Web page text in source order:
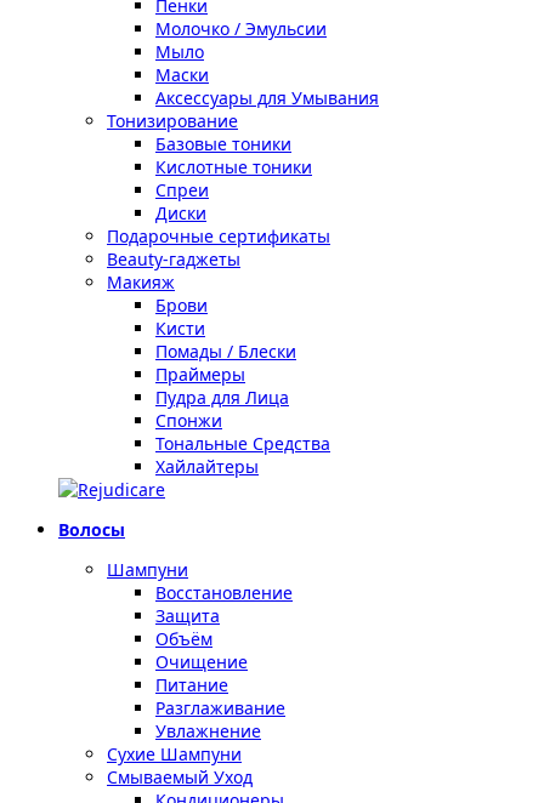
Пенки
Молочко / Эмульсии
Мыло
Маски
Аксессуары для Умывания
Тонизирование
Базовые тоники
Кислотные тоники
Спреи
Диски
Подарочные сертификаты
Beauty-гаджеты
Макияж
Брови
Кисти
Помады / Блески
Праймеры
Пудра для Лица
Спонжи
Тональные Средства
Хайлайтеры
Волосы
Шампуни
Восстановление
Защита
Объём
Очищение
Питание
Разглаживание
Увлажнение
Сухие Шампуни
Смываемый Уход